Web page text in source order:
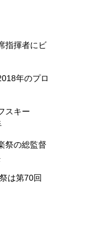
指揮者にビ
年のプロ
スキー
祭の総監督
は第70回